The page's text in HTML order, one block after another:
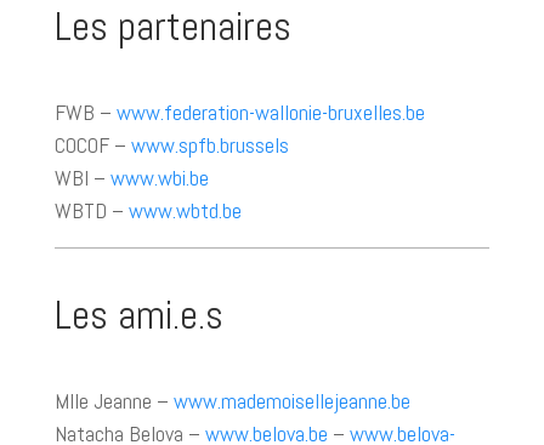
Les partenaires
FWB – www.federation-wallonie-bruxelles.be
COCOF– www.spfb.brussels
WBI – www.wbi.be
WBTD – www.wbtd.be
Les ami.e.s
Mlle Jeanne – www.mademoisellejeanne.be
Natacha Belova – www.belova.be – www.belova-